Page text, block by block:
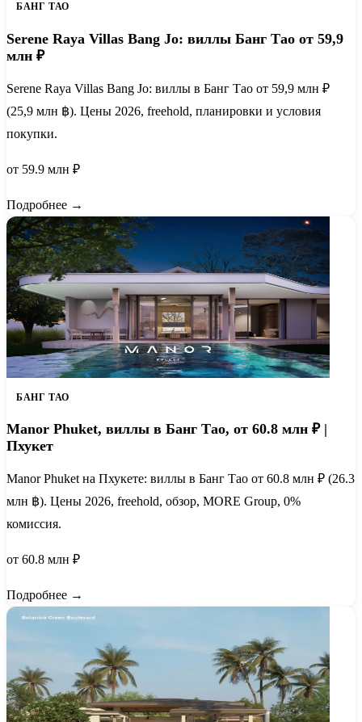
БАНГ ТАО
Serene Raya Villas Bang Jo: виллы Банг Тао от 59,9
млн ₽
Serene Raya Villas Bang Jo: виллы в Банг Тао от 59,9 млн ₽
(25,9 млн ฿). Цены 2026, freehold, планировки и условия
покупки.
от 59.9 млн ₽
Подробнее →
БАНГ ТАО
Manor Phuket, виллы в Банг Тао, от 60.8 млн ₽ |
Пхукет
Manor Phuket на Пхукете: виллы в Банг Тао от 60.8 млн ₽ (26.3
млн ฿). Цены 2026, freehold, обзор, MORE Group, 0%
комиссия.
от 60.8 млн ₽
Подробнее →